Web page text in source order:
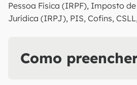
Pessoa Física (IRPF), Imposto
Jurídica (IRPJ), PIS, Cofins,
Como